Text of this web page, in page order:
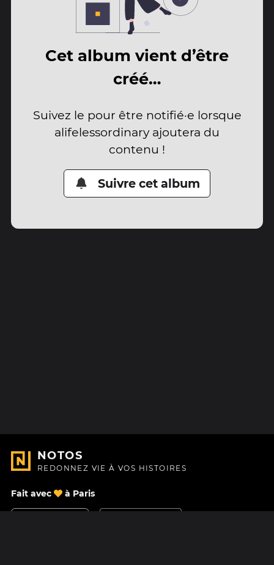
Cet album vient d’être
créé…
Suivez le pour être notifié·e lorsque
alifelessordinary ajoutera du
contenu !
Suivre cet album
NOTOS
REDONNEZ VIE À VOS HISTOIRES
Fait avec à Paris